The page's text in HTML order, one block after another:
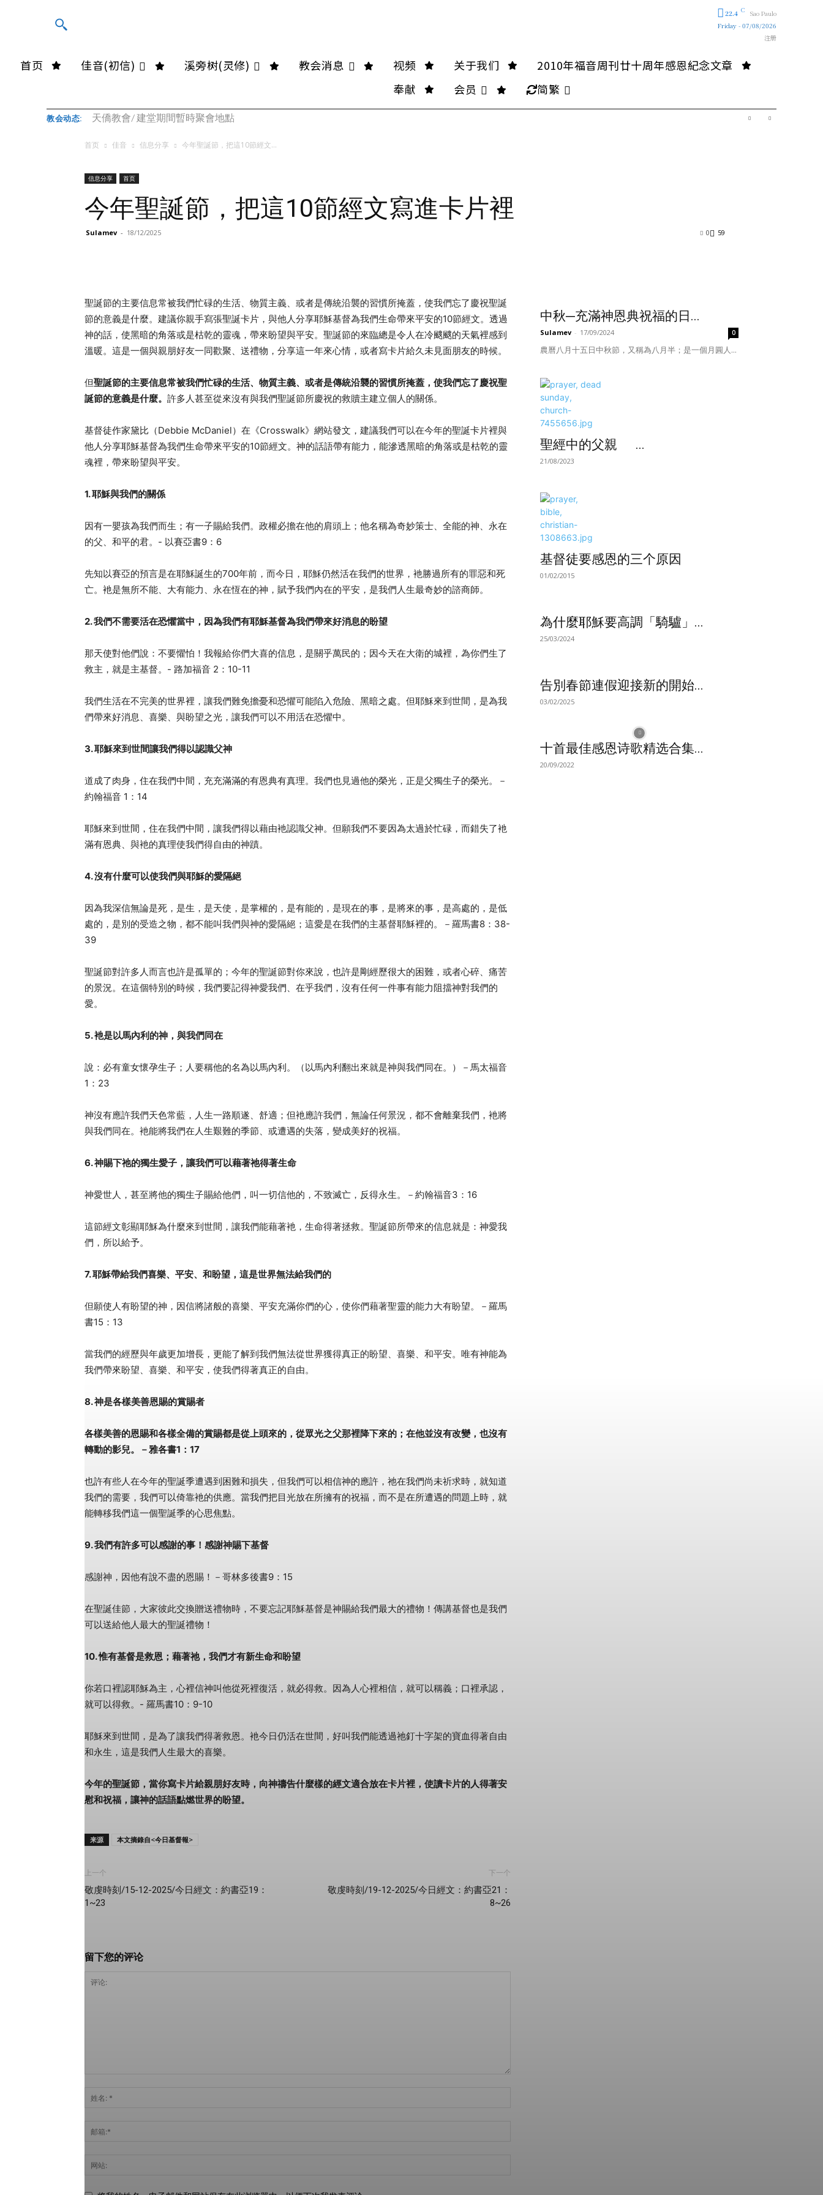
22.4 C
Sao Paulo
Friday - 07/08/2026
注册
首页 佳音(初信) 溪旁树(灵修) 教会消息 视频 关于我们
2010年福音周刊廿十周年感恩紀念文章
奉献
会员 简繁
教会动态: 天僑教會/ 建堂期間暫時聚會地點
首页 佳音 信息分享 今年聖誕節，把這10節經文...
信息分享 首页
今年聖誕節，把這10節經文寫進卡片裡
Sulamev - 18/12/2025 59
0
聖誕節的主要信息常被我們忙碌的生活、物質主義、或者是傳統沿襲的習慣所掩蓋，使我們忘了慶祝聖誕
節的意義是什麼。建議你親手寫張聖誕卡片，與他人分享耶穌基督為我們生命帶來平安的10節經文。透過
神的話，使黑暗的角落或是枯乾的靈魂，帶來盼望與平安。聖誕節的來臨總是令人在冷颼颼的天氣裡感到
溫暖。這是一個與親朋好友一同歡聚、送禮物，分享這一年來心情，或者寫卡片給久未見面朋友的時候。
但聖誕節的主要信息常被我們忙碌的生活、物質主義、或者是傳統沿襲的習慣所掩蓋，使我們忘了慶祝聖
誕節的意義是什麼。 許多人甚至從來沒有與我們聖誕節所慶祝的救贖主建立個人的關係。
基督徒作家黛比（Debbie McDaniel）在《Crosswalk》網站發文，建議我們可以在今年的聖誕卡片裡與
他人分享耶穌基督為我們生命帶來平安的10節經文。神的話語帶有能力，能滲透黑暗的角落或是枯乾的靈
魂裡，帶來盼望與平安。
1. 耶穌與我們的關係
因有一嬰孩為我們而生；有一子賜給我們。政權必擔在他的肩頭上；他名稱為奇妙策士、全能的神、永在
的父、和平的君。- 以賽亞書9：6
先知以賽亞的預言是在耶穌誕生的700年前，而今日，耶穌仍然活在我們的世界，衪勝過所有的罪惡和死
亡。衪是無所不能、大有能力、永在恆在的神，賦予我們內在的平安，是我們人生最奇妙的諮商師。
2. 我們不需要活在恐懼當中，因為我們有耶穌基督為我們帶來好消息的盼望
那天使對他們說：不要懼怕！我報給你們大喜的信息，是關乎萬民的；因今天在大衛的城裡，為你們生了
救主，就是主基督。- 路加福音 2：10-11
我們生活在不完美的世界裡，讓我們難免擔憂和恐懼可能陷入危險、黑暗之處。但耶穌來到世間，是為我
們帶來好消息、喜樂、與盼望之光，讓我們可以不用活在恐懼中。
3. 耶穌來到世間讓我們得以認識父神
道成了肉身，住在我們中間，充充滿滿的有恩典有真理。我們也見過他的榮光，正是父獨生子的榮光。－
約翰福音 1：14
耶穌來到世間，住在我們中間，讓我們得以藉由衪認識父神。但願我們不要因為太過於忙碌，而錯失了衪
滿有恩典、與衪的真理使我們得自由的神蹟。
4. 沒有什麼可以使我們與耶穌的愛隔絕
因為我深信無論是死，是生，是天使，是掌權的，是有能的，是現在的事，是將來的事，是高處的，是低
處的，是別的受造之物，都不能叫我們與神的愛隔絕；這愛是在我們的主基督耶穌裡的。－羅馬書8：38-
39
聖誕節對許多人而言也許是孤單的；今年的聖誕節對你來說，也許是剛經歷很大的困難，或者心碎、痛苦
的景況。在這個特別的時候，我們要記得神愛我們、在乎我們，沒有任何一件事有能力阻擋神對我們的
愛。
5. 衪是以馬內利的神，與我們同在
說：必有童女懷孕生子；人要稱他的名為以馬內利。（以馬內利翻出來就是神與我們同在。）－馬太福音
1：23
神沒有應許我們天色常藍，人生一路順遂、舒適；但衪應許我們，無論任何景況，都不會離棄我們，衪將
與我們同在。衪能將我們在人生艱難的季節、或遭遇的失落，變成美好的祝福。
6. 神賜下祂的獨生愛子，讓我們可以藉著祂得著生命
神愛世人，甚至將他的獨生子賜給他們，叫一切信他的，不致滅亡，反得永生。－約翰福音3：16
這節經文彰顯耶穌為什麼來到世間，讓我們能藉著衪，生命得著拯救。聖誕節所帶來的信息就是：神愛我
們，所以給予。
7. 耶穌帶給我們喜樂、平安、和盼望，這是世界無法給我們的
但願使人有盼望的神，因信將諸般的喜樂、平安充滿你們的心，使你們藉著聖靈的能力大有盼望。－羅馬
書15：13
當我們的經歷與年歲更加增長，更能了解到我們無法從世界獲得真正的盼望、喜樂、和平安。唯有神能為
我們帶來盼望、喜樂、和平安，使我們得著真正的自由。
8. 神是各樣美善恩賜的賞賜者
各樣美善的恩賜和各樣全備的賞賜都是從上頭來的，從眾光之父那裡降下來的；在他並沒有改變，也沒有
轉動的影兒。－雅各書1：17
也許有些人在今年的聖誕季遭遇到困難和損失，但我們可以相信神的應許，祂在我們尚未祈求時，就知道
我們的需要，我們可以倚靠衪的供應。當我們把目光放在所擁有的祝福，而不是在所遭遇的問題上時，就
能轉移我們這一個聖誕季的心思焦點。
9. 我們有許多可以感謝的事！感謝神賜下基督
感謝神，因他有說不盡的恩賜！－哥林多後書9：15
在聖誕佳節，大家彼此交換贈送禮物時，不要忘記耶穌基督是神賜給我們最大的禮物！傳講基督也是我們
可以送給他人最大的聖誕禮物！
10. 惟有基督是救恩；藉著祂，我們才有新生命和盼望
你若口裡認耶穌為主，心裡信神叫他從死裡復活，就必得救。因為人心裡相信，就可以稱義；口裡承認，
就可以得救。- 羅馬書10：9-10
耶穌來到世間，是為了讓我們得著救恩。衪今日仍活在世間，好叫我們能透過祂釘十字架的寶血得著自由
和永生，這是我們人生最大的喜樂。
今年的聖誕節，當你寫卡片給親朋好友時，向神禱告什麼樣的經文適合放在卡片裡，使讀卡片的人得著安
慰和祝福，讓神的話語點燃世界的盼望。
来源 本文摘錄自<今日基督報>
上一个
敬虔時刻/15-12-2025/今日經文：約書亞19：
1~23
下一个
敬虔時刻/19-12-2025/今日經文：約書亞21：
8~26
留下您的评论
中秋─充滿神恩典祝福的日...
Sulamev - 17/09/2024 0
農曆八月十五日中秋節，又稱為八月半；是一個月圓人...
聖經中的父親 ...
21/08/2023
基督徒要感恩的三个原因
01/02/2015
為什麼耶穌要高調「騎驢」...
25/03/2024
告別春節連假迎接新的開始...
03/02/2025
十首最佳感恩诗歌精选合集...
20/09/2022